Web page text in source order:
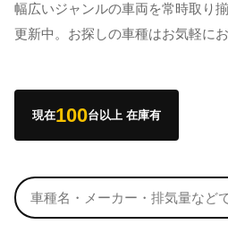
幅広いジャンルの車両を常時取り
更新中。お探しの車種はお気軽に
現在100台以上 在庫有